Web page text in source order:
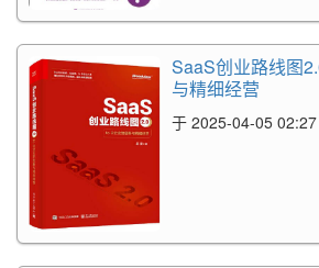
SaaS创业路线图
与精细经营
于 2025-04-05